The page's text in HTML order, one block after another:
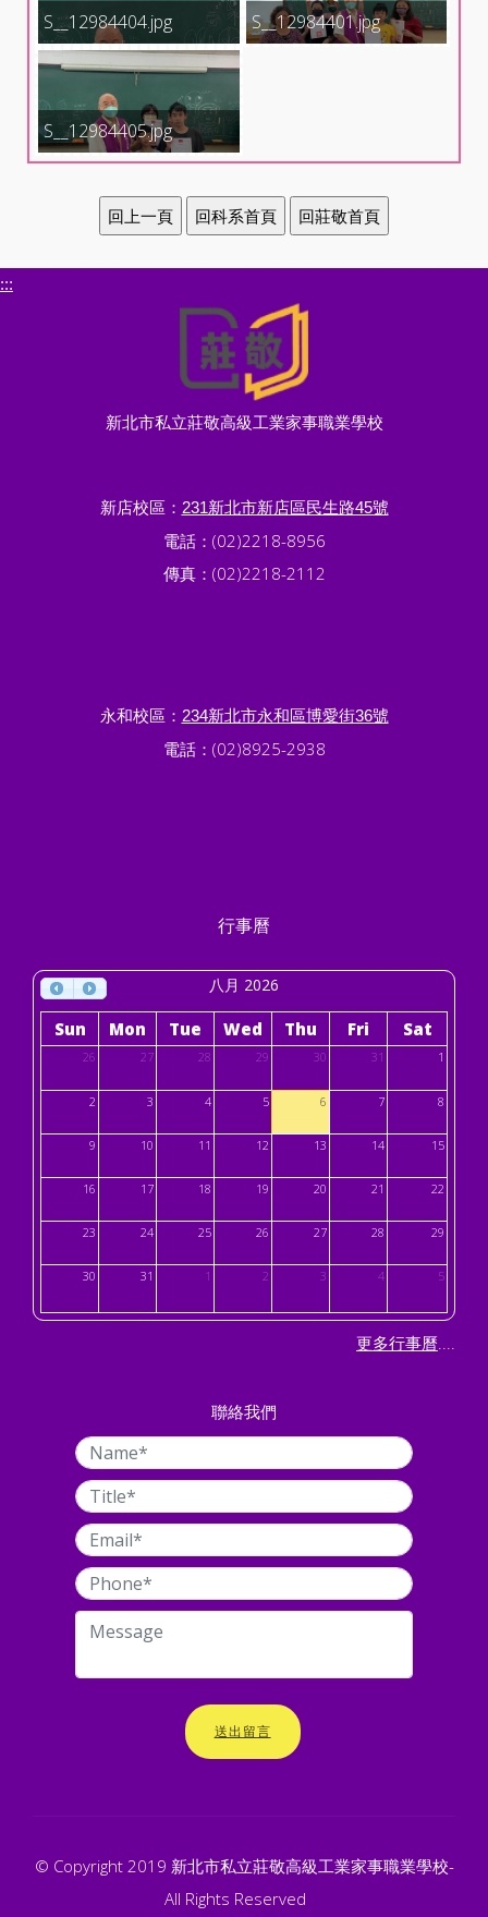
S__12984404.jpg S__12984401.jpg
S__12984405.jpg
:::
新北市私立莊敬高級工業家事職業學校
新店校區： 231新北市新店區民生路45號
電話：(02)2218-8956
傳真：(02)2218-2112
永和校區： 234新北市永和區博愛街36號
電話：(02)8925-2938
行事曆
八月 2026
Sun Mon Tue Wed Thu Fri Sat
26 27 28 29 30 31 1
2 3 4 5 6 7 8
9 10 11 12 13 14 15
16 17 18 19 20 21 22
23 24 25 26 27 28 29
30 31 1 2 3 4 5
更多行事曆....
聯絡我們
送出留言
© Copyright 2019 新北市私立莊敬高級工業家事職業學校-
All Rights Reserved